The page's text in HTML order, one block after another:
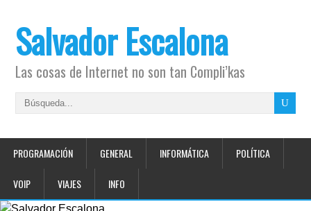
Salvador Escalona
Las cosas de Internet no son tan Compli’kas
PROGRAMACIÓN GENERAL INFORMÁTICA POLÍTICA
VOIP VIAJES INFO